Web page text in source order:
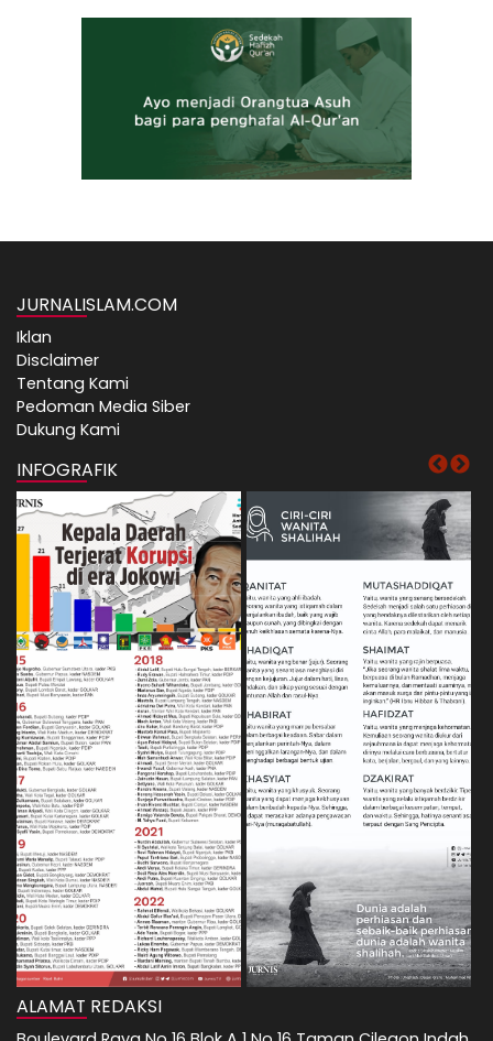
JURNALISLAM.COM
Iklan
Disclaimer
Tentang Kami
Pedoman Media Siber
Dukung Kami
INFOGRAFIK
ALAMAT REDAKSI